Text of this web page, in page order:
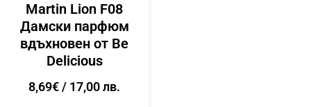
Martin Lion F08
Дамски парфюм
вдъхновен от Be
Delicious
8,69€/ 17,00 лв.